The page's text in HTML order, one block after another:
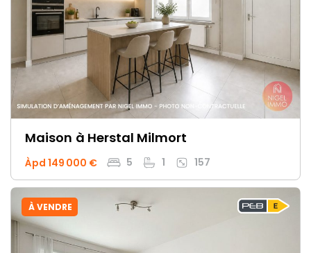
Maison à Herstal Milmort
Àpd 149 000 € 5 1 157
À VENDRE